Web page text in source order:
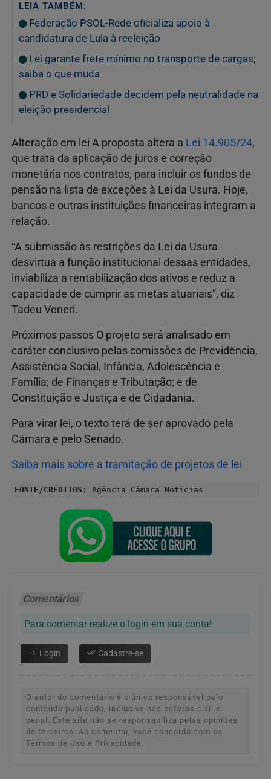
LEIA TAMBÉM:
Federação PSOL-Rede oficializa apoio à
candidatura de Lula à reeleição
Lei garante frete mínimo no transporte de cargas;
saiba o que muda
PRD e Solidariedade decidem pela neutralidade na
eleição presidencial
Alteração em lei A proposta altera a Lei 14.905/24,
que trata da aplicação de juros e correção
monetária nos contratos, para incluir os fundos de
pensão na lista de exceções à Lei da Usura. Hoje,
bancos e outras instituições financeiras integram a
relação.
“A submissão às restrições da Lei da Usura
desvirtua a função institucional dessas entidades,
inviabiliza a rentabilização dos ativos e reduz a
capacidade de cumprir as metas atuariais”, diz
Tadeu Veneri.
Próximos passos O projeto será analisado em
caráter conclusivo pelas comissões de Previdência,
Assistência Social, Infância, Adolescência e
Família; de Finanças e Tributação; e de
Constituição e Justiça e de Cidadania.
Para virar lei, o texto terá de ser aprovado pela
Câmara e pelo Senado.
Saiba mais sobre a tramitação de projetos de lei
FONTE/CRÉDITOS: Agência Câmara Notícias
Comentários
Para comentar realize o login em sua conta!
Login Cadastre-se
O autor do comentário é o único responsável pelo
conteúdo publicado, inclusive nas esferas civil e
penal. Este site não se responsabiliza pelas opiniões
de terceiros. Ao comentar, você concorda com os
Termos de Uso e Privacidade.